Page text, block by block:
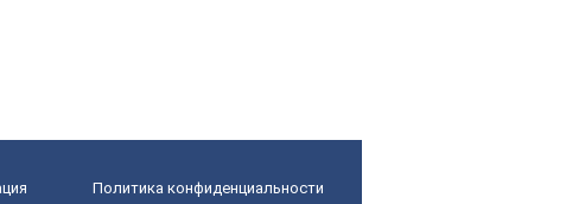
Политика конфиденциальности